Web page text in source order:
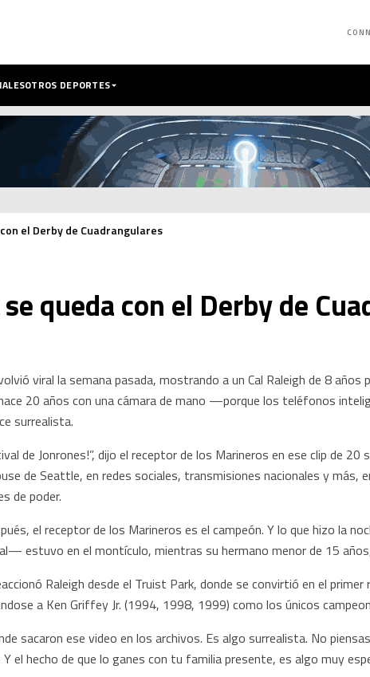
OTROS DEPORTES
el Derby de Cuadrangulares
queda con el Derby de
viral la semana pasada, mostrando a un Cal Raleigh de 8
20 años con una cámara de mano —porque los teléfonos
surrealista.
de Jonrones!”, dijo el receptor de los Marineros en ese clip de
de Seattle, en redes sociales, transmisiones nacionales y
de poder.
el receptor de los Marineros es el campeón. Y lo que hizo la
estuvo en el montículo, mientras su hermano menor de 15
Raleigh desde el Truist Park, donde se convirtió en el
a Ken Griffey Jr. (1994, 1998, 1999) como los únicos
sacaron ese video en los archivos. Es algo surrealista. No
el hecho de que lo ganes con tu familia presente, es algo muy